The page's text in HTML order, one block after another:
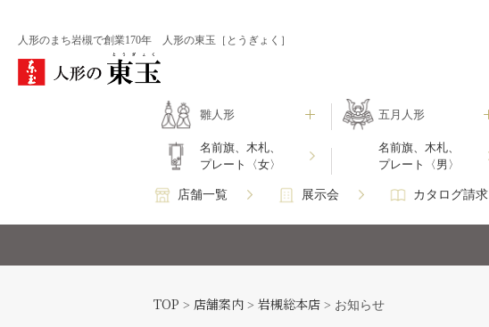
人形のまち岩槻で創業170年 人形の東玉［とうぎょく］
雛人形 五月人形
名前旗、木札、
プレート〈女〉
名前旗、木札、
プレート〈男〉
店舗一覧 展示会 カタログ請求
TOP > 店舗案内 > 岩槻総本店 > お知らせ